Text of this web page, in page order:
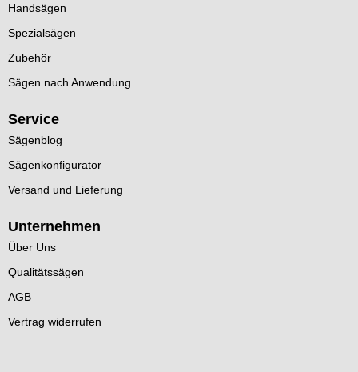
Handsägen
Spezialsägen
Zubehör
Sägen nach Anwendung
Service
Sägenblog
Sägenkonfigurator
Versand und Lieferung
Unternehmen
Über Uns
Qualitätssägen
AGB
Vertrag widerrufen